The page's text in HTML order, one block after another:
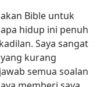
Bible untuk
hidup ini penuh
Saya sangat
kurang
semua soalan